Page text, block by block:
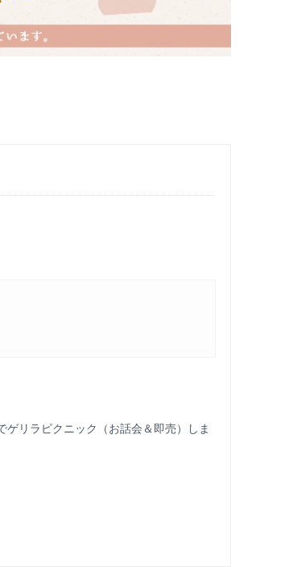
リラピクニック（お話会＆即売）しま